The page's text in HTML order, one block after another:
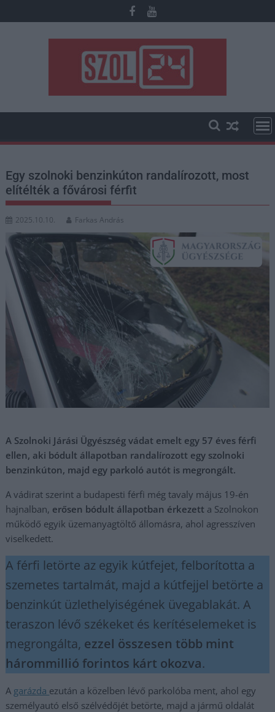
to
Egy szolnoki benzinkúton randalírozott, most
elítélték a fővárosi férfit
2025.10.10. Farkas András
A Szolnoki Járási Ügyészség vádat emelt egy 57 éves férfi
ellen, aki bódult állapotban randalírozott egy szolnoki
benzinkúton, majd egy parkoló autót is megrongált.
A vádirat szerint a budapesti férfi még tavaly május 19-én
hajnalban, erősen bódult állapotban érkezett a Szolnokon
működő egyik üzemanyagtöltő állomásra, ahol agresszíven
viselkedett.
A férfi letörte az egyik kútfejet, felborította a
szemetes tartalmát, majd a kútfejjel betörte a
benzinkút üzlethelyiségének üvegablakát. A
teraszon lévő székeket és kerítéselemeket is
megrongálta, ezzel összesen több mint
hárommillió forintos kárt okozva.
A garázda ezután a közelben lévő parkolóba ment, ahol egy
személyautó első szélvédőjét betörte, majd a jármű oldalát